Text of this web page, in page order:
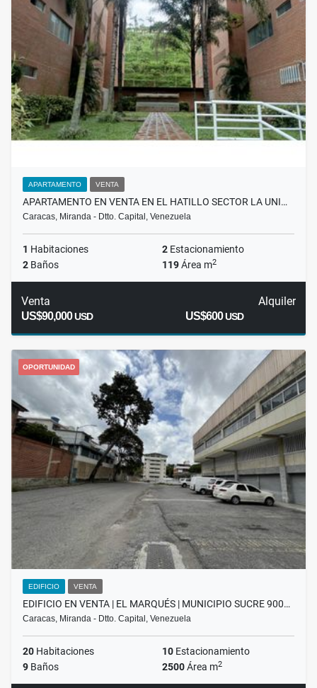
APARTAMENTO VENTA
APARTAMENTO EN VENTA EN EL HATILLO SECTOR LA UNI…
Caracas, Miranda - Dtto. Capital, Venezuela
1 Habitaciones 2 Estacionamiento
2 Baños 119Área m2
Venta
US$90,000USD
Alquiler
US$600USD
OPORTUNIDAD
EDIFICIO VENTA
EDIFICIO EN VENTA | EL MARQUÉS | MUNICIPIO SUCRE 900…
Caracas, Miranda - Dtto. Capital, Venezuela
20 Habitaciones 10 Estacionamiento
9 Baños 2500Área m2